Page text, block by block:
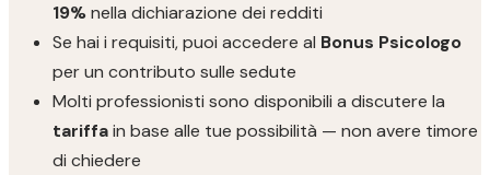
19%nella dichiarazione dei redditi
Se hai i requisiti, puoi accedere al Bonus Psicologo
per un contributo sulle sedute
Molti professionisti sono disponibili a discutere la
tariffain base alle tue possibilità — non avere timore
di chiedere